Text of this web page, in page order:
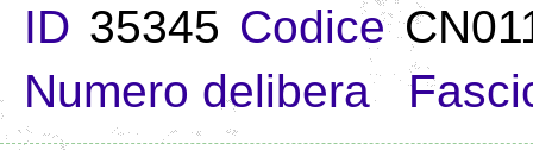
ID 35345 Codice
Numero delibera